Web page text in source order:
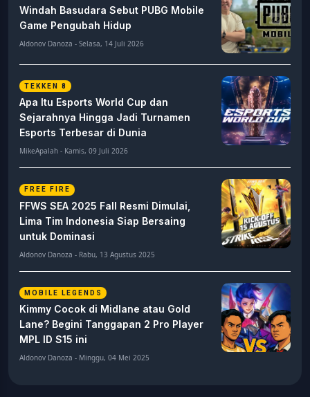
Windah Basudara Sebut PUBG Mobile
Game Pengubah Hidup
Aldonov Danoza - Selasa, 14 Juli 2026
TEKKEN 8
Apa Itu Esports World Cup dan
Sejarahnya Hingga Jadi Turnamen
Esports Terbesar di Dunia
MikeApalah - Kamis, 09 Juli 2026
FREE FIRE
FFWS SEA 2025 Fall Resmi Dimulai,
Lima Tim Indonesia Siap Bersaing
untuk Dominasi
Aldonov Danoza - Rabu, 13 Agustus 2025
MOBILE LEGENDS
Kimmy Cocok di Midlane atau Gold
Lane? Begini Tanggapan 2 Pro Player
MPL ID S15 ini
Aldonov Danoza - Minggu, 04 Mei 2025